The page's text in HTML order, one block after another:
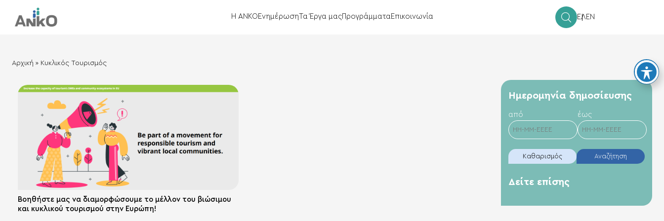
Η ΑΝΚΟ Ενημέρωση Τα Έργα μαςΠρογράμματαΕπικοινωνία ΕΛ EN
Αρχική » Κυκλικός Τουρισμός
Βοηθήστε μας να διαμορφώσουμε το μέλλον του βιώσιμου
και κυκλικού τουρισμού στην Ευρώπη!
Hμερομηνία δημοσίευσης
από έως
Καθαρισμός Αναζήτηση
Δείτε επίσης